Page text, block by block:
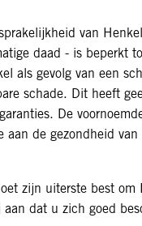
van
daad - is beperkt
als gevolg van een
schade. Dit heeft
De
aan de gezondheid van
zijn uiterste best om
aan dat u zich goed